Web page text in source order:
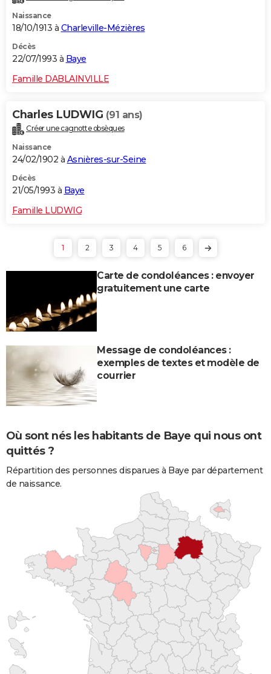
Naissance
18/10/1913 à Charleville-Mézières
Décès
22/07/1993 à Baye
Famille DABLAINVILLE
Charles LUDWIG (91 ans)
Créer une cagnotte obsèques
Naissance
24/02/1902 à Asnières-sur-Seine
Décès
21/05/1993 à Baye
Famille LUDWIG
1 2 3 4 5 6
Carte de condoléances : envoyer
gratuitement une carte
Message de condoléances :
exemples de textes et modèle de
courrier
Où sont nés les habitants de Baye qui nous ont
quittés ?
Répartition des personnes disparues à Baye par département
de naissance.